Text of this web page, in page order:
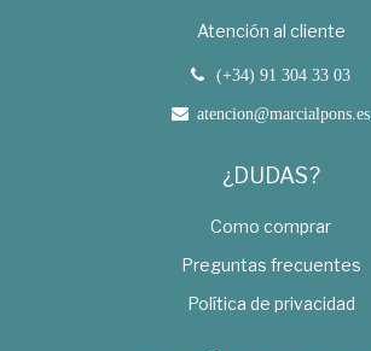
Atención al cliente
(+34) 91 304 33 03
atencion@marcialpons.es
¿DUDAS?
Como comprar
Preguntas frecuentes
Política de privacidad